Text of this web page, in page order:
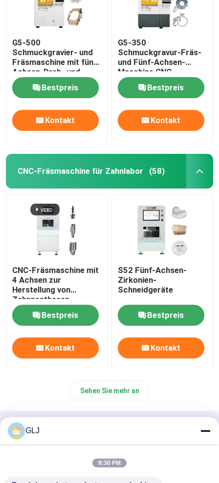
G5-500
Schmuckgravier- und
Fräsmaschine mit fünf
Achsen-Dreh- und
Fräsmaschine
Bestpreis
Kontakt
G5-350
Schmuckgravur-Fräs-
und Fünf-Achsen-
Maschine CNC-
Maschine
Schmuckgravur-
Markiermaschine
Bestpreis
Kontakt
CNC-Fräsmaschine für Zahnlabor (58)
CNC-Fräsmaschine mit
4 Achsen zur
Herstellung von
Zahnprothesen
Bestpreis
Kontakt
S52 Fünf-Achsen-
Zirkonien-
Schneidgeräte
Bestpreis
Kontakt
Sehen Sie mehr an
GLJ
9:30 PM